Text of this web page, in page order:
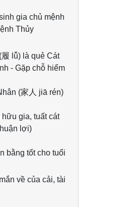
gia chủ mệnh
Thủy
lǚ) là quẻ Cát
- Gặp chỗ hiểm
(家人 jiā rén)
gia, tuất cát
lợi)
bằng tốt cho tuổi
về của cải, tài